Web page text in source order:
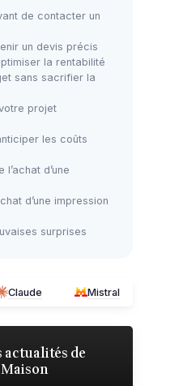
de contacter un
un devis précis
la rentabilité
sans sacrifier la
projet
les coûts
d’une
d’une impression
surprises
Claude Mistral
actualités de